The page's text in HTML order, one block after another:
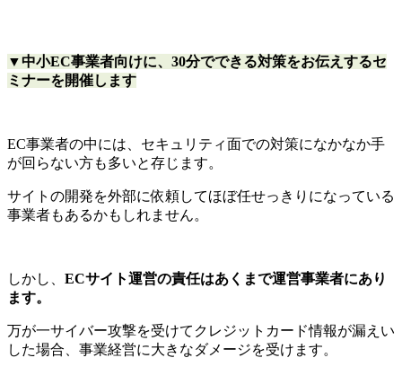
▼中小EC事業者向けに、30分でできる対策をお伝えするセ
ミナーを開催します
EC事業者の中には、セキュリティ面での対策になかなか手
が回らない方も多いと存じます。
サイトの開発を外部に依頼してほぼ任せっきりになっている
事業者もあるかもしれません。
しかし、 ECサイト運営の責任はあくまで運営事業者にあり
ます。
万が一サイバー攻撃を受けてクレジットカード情報が漏えい
した場合、事業経営に大きなダメージを受けます。